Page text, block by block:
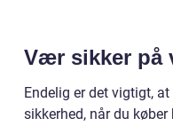
Vær sikker på
Endelig er det vigtigt,
sikkerhed, når du køber